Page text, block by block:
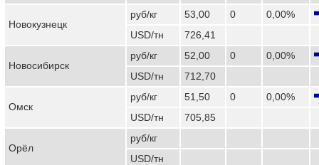
Новокузнецк
руб/кг 53,00 0
0,00%
USD/тн
726,41
Новосибирск
руб/кг 52,00 0
0,00%
USD/тн
712,70
Омск
руб/кг 51,50 0
0,00%
USD/тн
705,85
Орёл
руб/кг
USD/тн